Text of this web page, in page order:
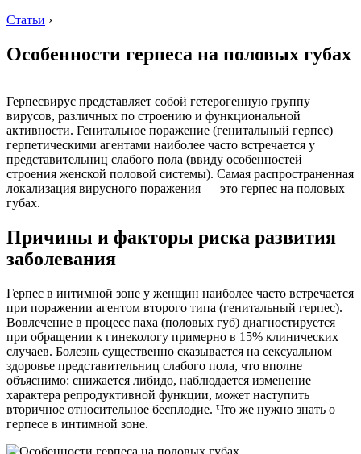
Статьи ›
Особенности герпеса на половых губах
Герпесвирус представляет собой гетерогенную группу
вирусов, различных по строению и функциональной
активности. Генитальное поражение (генитальный герпес)
герпетическими агентами наиболее часто встречается у
представительниц слабого пола (ввиду особенностей
строения женской половой системы). Самая распространенная
локализация вирусного поражения — это герпес на половых
губах.
Причины и факторы риска развития
заболевания
Герпес в интимной зоне у женщин наиболее часто встречается
при поражении агентом второго типа (генитальный герпес).
Вовлечение в процесс паха (половых губ) диагностируется
при обращении к гинекологу примерно в 15% клинических
случаев. Болезнь существенно сказывается на сексуальном
здоровье представительниц слабого пола, что вполне
объяснимо: снижается либидо, наблюдается изменение
характера репродуктивной функции, может наступить
вторичное относительное бесплодие. Что же нужно знать о
герпесе в интимной зоне.